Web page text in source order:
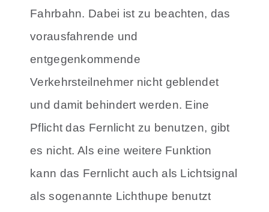
Fahrbahn. Dabei ist zu beachten, das
vorausfahrende und
entgegenkommende
Verkehrsteilnehmer nicht geblendet
und damit behindert werden. Eine
Pflicht das Fernlicht zu benutzen, gibt
es nicht. Als eine weitere Funktion
kann das Fernlicht auch als Lichtsignal
als sogenannte Lichthupe benutzt